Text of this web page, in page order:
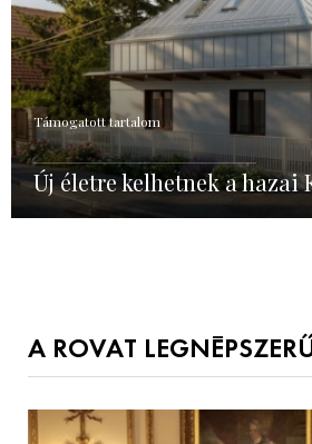
Támogatott tartalom
Új életre kelhetnek a hazai
A ROVAT